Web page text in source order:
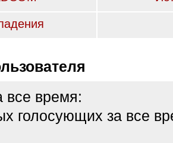
все время:
голосующих за все